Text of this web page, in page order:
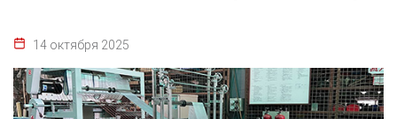
14 октября 2025